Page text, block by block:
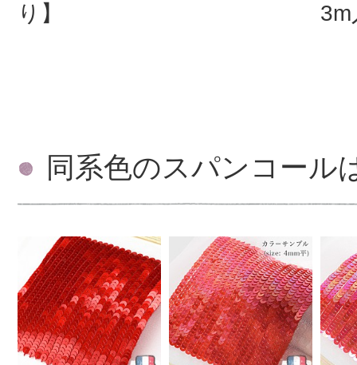
り】
3m
同系色のスパンコール